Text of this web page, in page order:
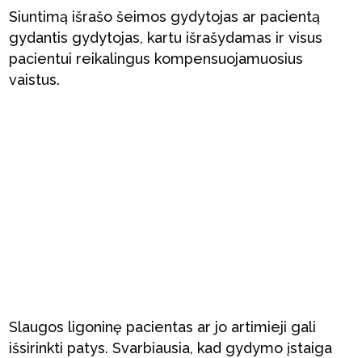
Siuntimą išrašo šeimos gydytojas ar pacientą
gydantis gydytojas, kartu išrašydamas ir visus
pacientui reikalingus kompensuojamuosius
vaistus.
Slaugos ligoninę pacientas ar jo artimieji gali
išsirinkti patys. Svarbiausia, kad gydymo įstaiga